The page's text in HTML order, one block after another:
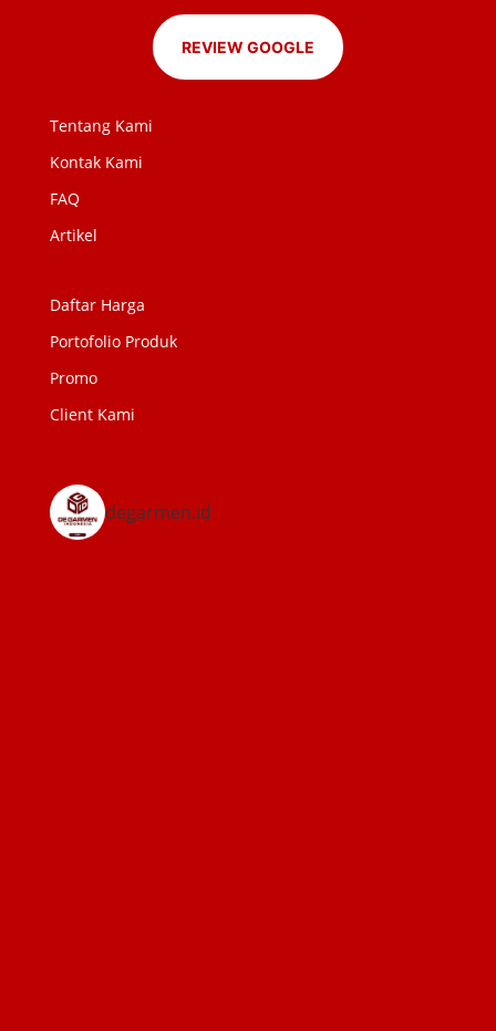
REVIEW GOOGLE
Tentang Kami
Kontak Kami
FAQ
Artikel
Daftar Harga
Portofolio Produk
Promo
Client Kami
degarmen.id